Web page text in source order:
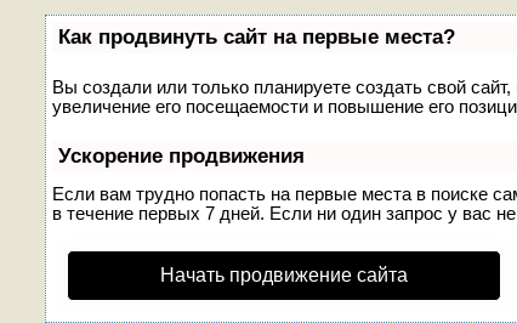
Как продвинуть сайт на первые места?
Вы создали или только планируете создать свой
увеличение его посещаемости и повышение его
Ускорение продвижения
Если вам трудно попасть на первые места в поиске
в течение первых 7 дней. Если ни один запрос у вас
Начать продвижение сайта